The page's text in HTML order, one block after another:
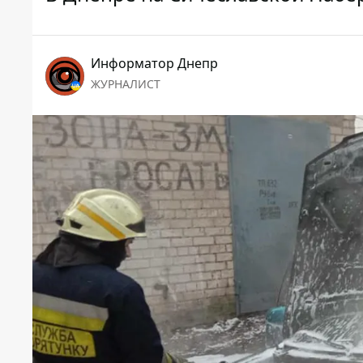
Информатор Днепр
ЖУРНАЛИСТ